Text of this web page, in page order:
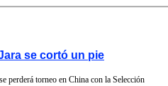
se cortó un pie
perderá torneo en China con la Selección